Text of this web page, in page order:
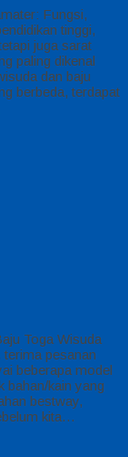
Fungsi,
tinggi,
juga sarat
paling dikenal
dan baju
berbeda, terdapat
Toga Wisuda
pesanan
beberapa model
bahan/kain yang
bestway,
kita…